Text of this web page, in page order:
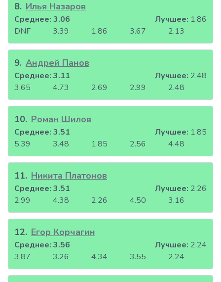
8. Илья Назаров
DNF 3.39 1.86 3.67 2.13
Среднее: 3.06 Лучшее: 1.86
9. Андрей Панов
3.65 4.73 2.69 2.99 2.48
Среднее: 3.11 Лучшее: 2.48
10. Роман Шилов
5.39 3.48 1.85 2.56 4.48
Среднее: 3.51 Лучшее: 1.85
11. Никита Платонов
2.99 4.38 2.26 4.50 3.16
Среднее: 3.51 Лучшее: 2.26
12. Егор Корчагин
3.87 3.26 4.34 3.55 2.24
Среднее: 3.56 Лучшее: 2.24